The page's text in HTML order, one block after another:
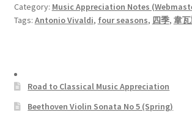
Category: Music Appreciation Notes
Tags: Antonio Vivaldi, four seasons, 四季, 韋
Road to Classical Music Appreciation
Beethoven Violin Sonata No 5 (Spring)